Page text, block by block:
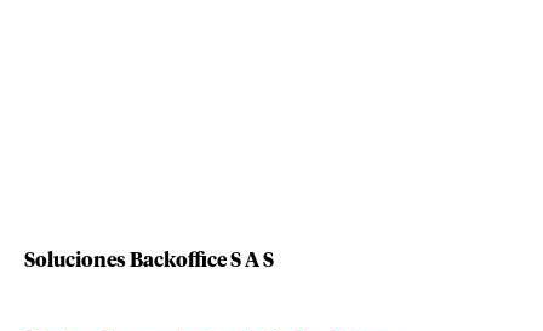
Soluciones Backoffice S A S